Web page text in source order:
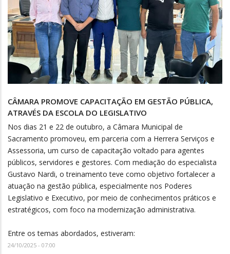
CÂMARA PROMOVE CAPACITAÇÃO EM GESTÃO PÚBLICA,
ATRAVÉS DA ESCOLA DO LEGISLATIVO
Nos dias 21 e 22 de outubro, a Câmara Municipal de
Sacramento promoveu, em parceria com a Herrera Serviços e
Assessoria, um curso de capacitação voltado para agentes
públicos, servidores e gestores. Com mediação do especialista
Gustavo Nardi, o treinamento teve como objetivo fortalecer a
atuação na gestão pública, especialmente nos Poderes
Legislativo e Executivo, por meio de conhecimentos práticos e
estratégicos, com foco na modernização administrativa.
Entre os temas abordados, estiveram:
24/10/2025 - 07:00